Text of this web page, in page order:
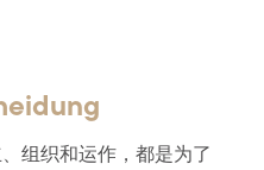
组织和运作，都是为了